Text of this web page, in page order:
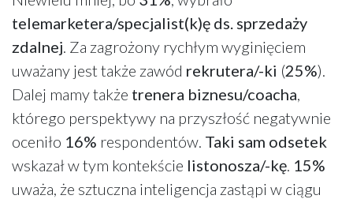
telemarketera/specjalist(k)ę ds. sprzedaży
zdalnej. Za zagrożony rychłym wyginięciem
uważany jest także zawód rekrutera/-ki (25%).
Dalej mamy także trenera biznesu/coacha,
którego perspektywy na przyszłość negatywnie
oceniło 16% respondentów. Taki sam odsetek
wskazał w tym kontekście listonosza/-kę. 15%
uważa, że sztuczna inteligencja zastąpi w ciągu